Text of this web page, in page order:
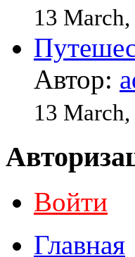
13
Автор:
13
Войти
Главная